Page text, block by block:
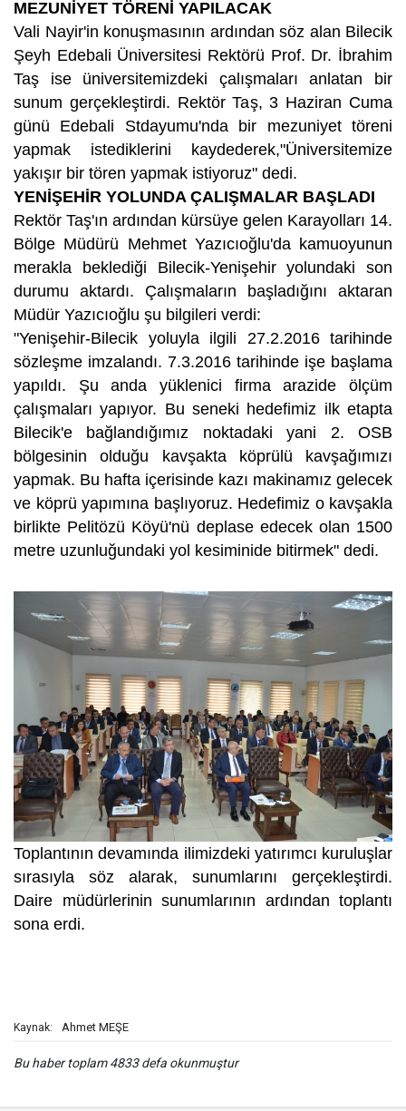
MEZUNİYET TÖRENİ YAPILACAK
Vali Nayir'in konuşmasının ardından söz alan Bilecik
Şeyh Edebali Üniversitesi Rektörü Prof. Dr. İbrahim
Taş ise üniversitemizdeki çalışmaları anlatan bir
sunum gerçekleştirdi. Rektör Taş, 3 Haziran Cuma
günü Edebali Stdayumu'nda bir mezuniyet töreni
yapmak istediklerini kaydederek,"Üniversitemize
yakışır bir tören yapmak istiyoruz" dedi.
YENİŞEHİR YOLUNDA ÇALIŞMALAR BAŞLADI
Rektör Taş'ın ardından kürsüye gelen Karayolları 14.
Bölge Müdürü Mehmet Yazıcıoğlu'da kamuoyunun
merakla beklediği Bilecik-Yenişehir yolundaki son
durumu aktardı. Çalışmaların başladığını aktaran
Müdür Yazıcıoğlu şu bilgileri verdi:
"Yenişehir-Bilecik yoluyla ilgili 27.2.2016 tarihinde
sözleşme imzalandı. 7.3.2016 tarihinde işe başlama
yapıldı. Şu anda yüklenici firma arazide ölçüm
çalışmaları yapıyor. Bu seneki hedefimiz ilk etapta
Bilecik'e bağlandığımız noktadaki yani 2. OSB
bölgesinin olduğu kavşakta köprülü kavşağımızı
yapmak. Bu hafta içerisinde kazı makinamız gelecek
ve köprü yapımına başlıyoruz. Hedefimiz o kavşakla
birlikte Pelitözü Köyü'nü deplase edecek olan 1500
metre uzunluğundaki yol kesiminide bitirmek" dedi.
Toplantının devamında ilimizdeki yatırımcı kuruluşlar
sırasıyla söz alarak, sunumlarını gerçekleştirdi.
Daire müdürlerinin sunumlarının ardından toplantı
sona erdi.
Kaynak: Ahmet MEŞE
Bu haber toplam 4833 defa okunmuştur